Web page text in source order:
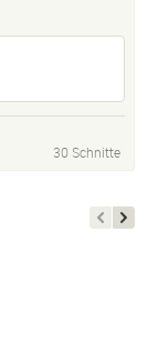
30 Schnitte